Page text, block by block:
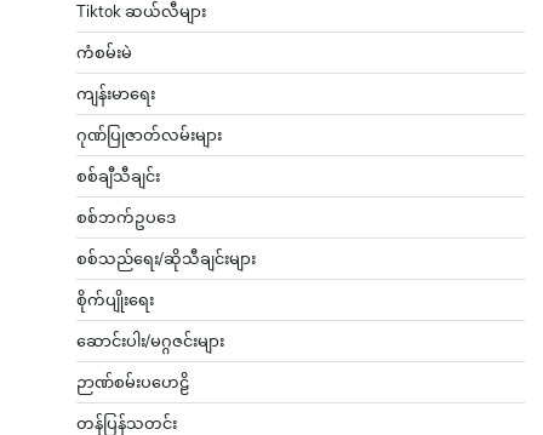
Tiktok ဆယ်လီများ
ကံစမ်းမဲ
ကျန်းမာရေး
ဂုဏ်ပြုဇာတ်လမ်းများ
စစ်ချီသီချင်း
စစ်ဘက်ဥပဒေ
စစ်သည်ရေး/ဆိုသီချင်းများ
စိုက်ပျိုးရေး
ဆောင်းပါး/မဂ္ဂဇင်းများ
ဉာဏ်စမ်းပဟေဠိ
တန်ပြန်သတင်း